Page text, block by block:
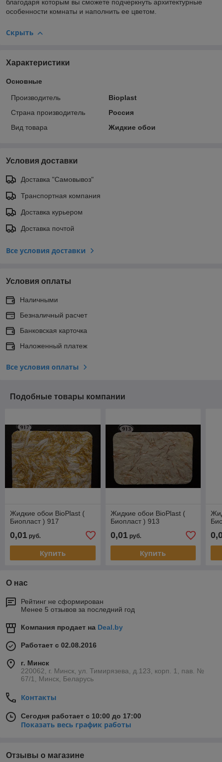
благодаря которым вы сможете подчеркнуть архитектурные
особенности комнаты и наполнить ее цветом.
Скрыть
Характеристики
Основные
Производитель
Bioplast
Страна производитель
Россия
Вид товара
Жидкие обои
Условия доставки
Доставка "Самовывоз"
Транспортная компания
Доставка курьером
Доставка почтой
Все условия доставки
Условия оплаты
Наличными
Безналичный расчет
Банковская карточка
Наложенный платеж
Все условия оплаты
Подобные товары компании
Жидкие обои BioPlast (
Биопласт ) 917
0,01 руб.
Купить
Жидкие обои BioPlast (
Биопласт ) 913
0,01руб.
Купить
О нас
Рейтинг не сформирован
Менее 5 отзывов за последний год
Компания продает на Deal.by
Работает с 02.08.2016
г. Минск
220062, г. Минск, ул. Тимирязева, д.123, корп. 1, пав. №
67/1, Минск, Беларусь
Контакты
Сегодня работает с 10:00 до 17:00
Показать весь график работы
Отзывы о магазине